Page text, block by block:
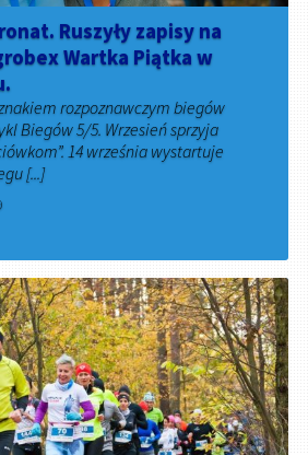
Ruszyły zapisy na
Wartka Piątka w
rozpoznawczym biegów
Biegów 5/5. Wrzesień sprzyja
14 września wystartuje
[...]